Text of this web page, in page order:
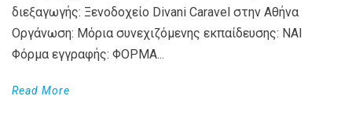
διεξαγωγής: Ξενοδοχείο Divani Caravel στην Αθήνα
Οργάνωση: Μόρια συνεχιζόμενης εκπαίδευσης: ΝΑΙ
Φόρμα εγγραφής: ΦΟΡΜΑ...
Read More